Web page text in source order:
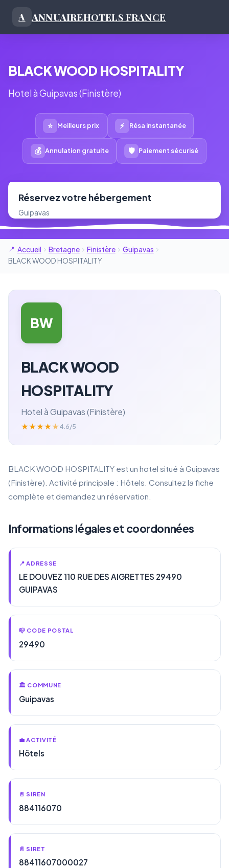
A ANNUAIREHOTELS FRANCE
BLACK WOOD HOSPITALITY
Hotel à Guipavas (Finistère)
⭐ Meilleurs prix ⚡ Résa instantanée
💰 Annulation gratuite 🛡 Paiement sécurisé
Réservez votre hébergement
Guipavas
Accueil Bretagne Finistère
Guipavas
BLACK WOOD HOSPITALITY
BW
BLACK WOOD
HOSPITALITY
Hotel à Guipavas (Finistère)
★★★★★ 4.6/5
BLACK WOOD HOSPITALITY est un hotel situé à Guipavas
(Finistère). Activité principale : Hôtels. Consultez la fiche
complète et demandez un réservation.
Informations légales et coordonnées
📍 ADRESSE
LE DOUVEZ 110 RUE DES AIGRETTES 29490
GUIPAVAS
📪 CODE POSTAL
29490
🏛️ COMMUNE
Guipavas
💼 ACTIVITÉ
Hôtels
📄 SIREN
884116070
📄 SIRET
88411607000027